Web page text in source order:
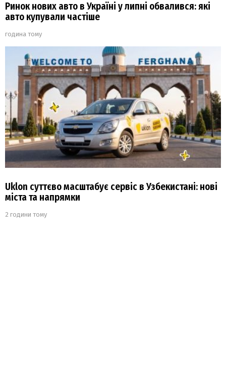
Ринок нових авто в Україні у липні обвалився: які
авто купували частіше
година тому
Uklon суттєво масштабує сервіс в Узбекистані: нові
міста та напрямки
2 години тому